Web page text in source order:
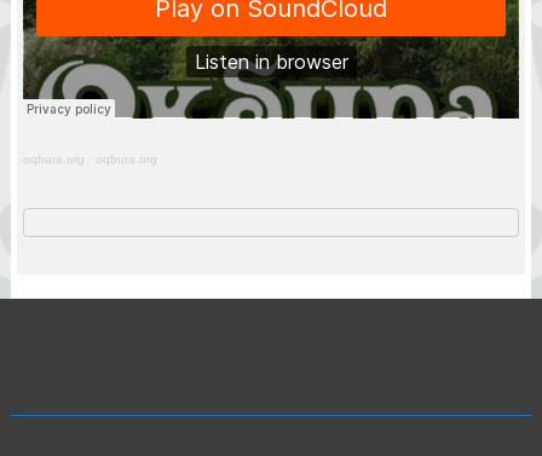
oqbura.org · oqbura.org